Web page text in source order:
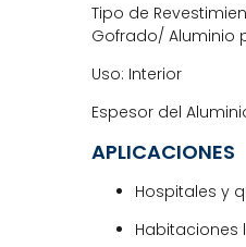
Tipo de
Gofrado/ Aluminio
Uso: Interior
Espesor del
APLICACIONES
Hospitales y
Habitaciones